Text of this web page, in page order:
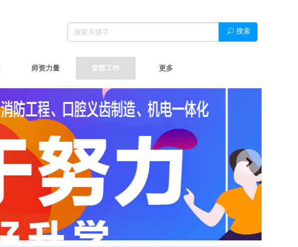
搜索
师资力量 党群工作 更多